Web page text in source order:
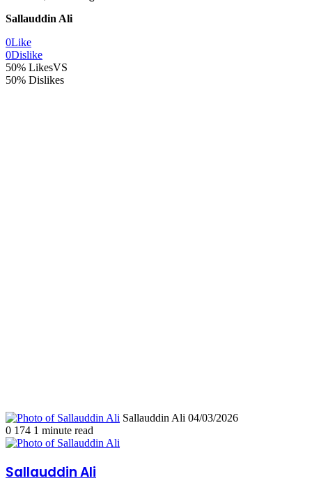
Sallauddin Ali
0Like
0Dislike
50% LikesVS
50% Dislikes
Sallauddin Ali Send
04/03/2026
0 174 1 minute read
Sallauddin Ali